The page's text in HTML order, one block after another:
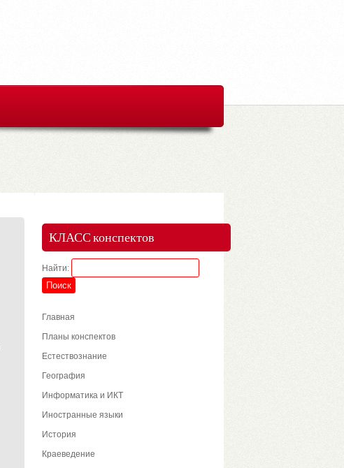
КЛАСС конспектов
Найти:
Главная
Планы конспектов
Естествознание
География
Информатика и ИКТ
Иностранные языки
История
Краеведение